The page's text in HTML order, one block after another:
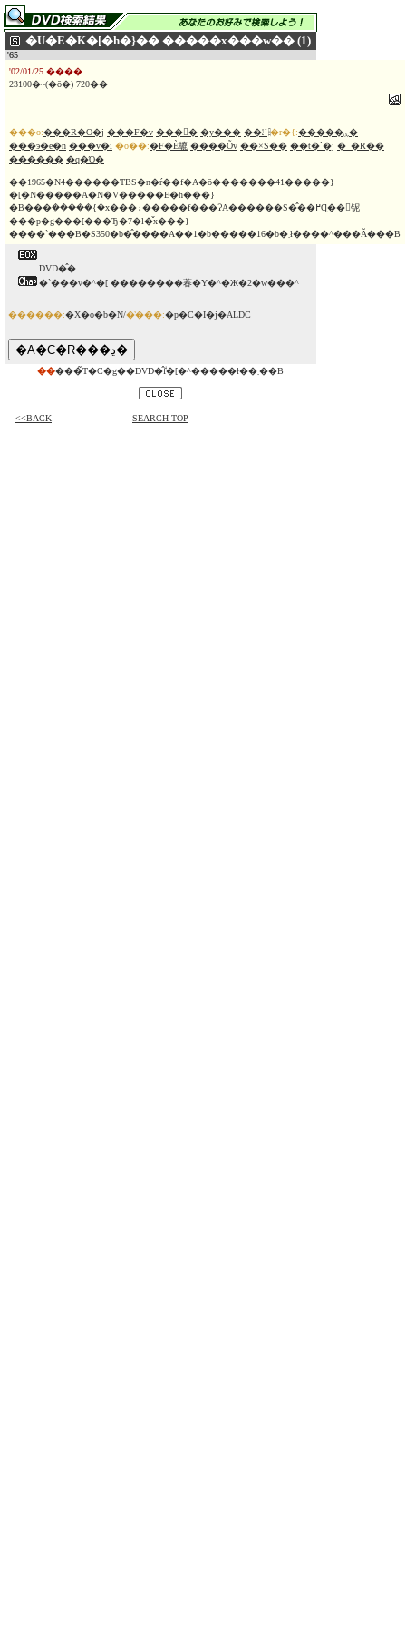
�U�E�K�[�h�}�� �����x���w�� (1)
'65
'02/01/25 ����
23100�~(�ō�) 720��
���o:���R�O�j ���F�v ���󌛖� �y��� ��㏺ �r�{:
�����ۑ�
���э�e�n ���v�i �o��:�F�È䌒 ����Õv ��×S�� ��t�`�j �_�R��
������ �q�Ό�
��1965�N4������TBS�n�ŕ��f�A�ō�������41�����}
�[�N�����A�N�V�����E�h���}
�B���݂�����{�x���ۏ�����f���ɁA������S�̂��߂Ɋ��􂷂铌
���p�g���[���Ђ�7�l�̌x���}
����`���B�S350�b�̂����A��1�b�����16�b�܂ł����^���Ă���B
DVD�̂�
�`���v�^�[ ��������萶�Y�^�Ж�2�w���^
������:�X�o�b�N/�̔���:�p�C�I�j�ALDC
�� ���̃T�C�g��DVD�̂݃f�[�^�����ł��܂��B
<<BACK SEARCH TOP